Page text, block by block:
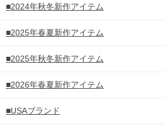
■2024年秋冬新作アイテム
■2025年春夏新作アイテム
■2025年秋冬新作アイテム
■2026年春夏新作アイテム
■USAブランド